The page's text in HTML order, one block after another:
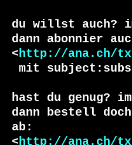
du willst auch?
dann abonnier
<http://ana.ch/
hast du genug?
dann bestell
ab:
< http://ana.ch/